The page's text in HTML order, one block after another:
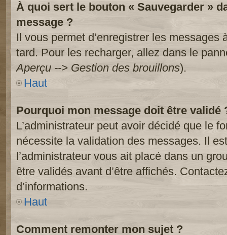
À quoi sert le bouton « Sauvegarder »
message ?
Il vous permet d’enregistrer les messages
tard. Pour les recharger, allez dans le
Aperçu --> Gestion des brouillons).
Haut
Pourquoi mon message doit être validé
L’administrateur peut avoir décidé que le
nécessite la validation des messages. Il
l’administrateur vous ait placé dans un
être validés avant d’être affichés.
d’informations.
Haut
Comment remonter mon sujet ?